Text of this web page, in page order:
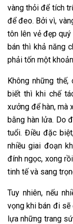
vàng thỏi để tích
để đeo. Bởi vì,
tôn lên vẻ đẹp
bán thì khả năng
phải tốn một
Không những
biết thì khi chế
xưởng để hàn, mà
bằng hàn lửa. Do
tuổi. Điều đặc
nhiều giai đoạn
đính ngọc, xong
tinh tế và sang
Tuy nhiên, nếu
vọng khi bán đi sẽ
lựa những trang